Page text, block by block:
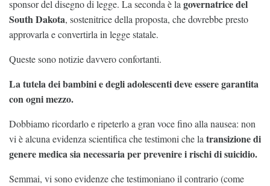
sponsor del disegno di legge. La seconda è la governatrice del
South Dakota, sostenitrice della proposta, che dovrebbe presto
approvarla e convertirla in legge statale.
Queste sono notizie davvero confortanti.
La tutela dei bambini e degli adolescenti deve essere garantita
con ogni mezzo.
Dobbiamo ricordarlo e ripeterlo a gran voce fino alla nausea: non
vi è alcuna evidenza scientifica che testimoni che la transizione di
genere medica sia necessaria per prevenire i rischi di suicidio.
Semmai, vi sono evidenze che testimoniano il contrario (come